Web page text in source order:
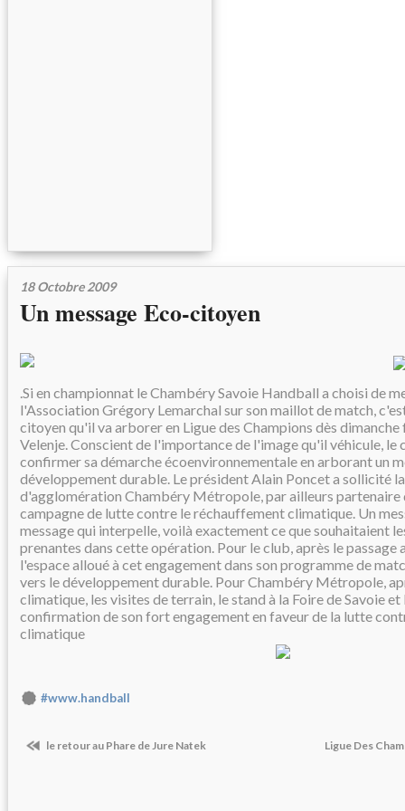
18 Octobre 2009
Un message Eco-citoyen
.Si en championnat le Chambéry Savoie Handball a choisi de
l'Association Grégory Lemarchal sur son maillot de match,
citoyen qu'il va arborer en Ligue des Champions dès dimanche
Velenje. Conscient de l'importance de l'image qu'il véhicule, le
confirmer sa démarche écoenvironnementale en arborant un
développement durable. Le président Alain Poncet a sollicité
d'agglomération Chambéry Métropole, par ailleurs partenaire
campagne de lutte contre le réchauffement climatique. Un
message qui interpelle, voilà exactement ce que souhaitaient
prenantes dans cette opération. Pour le club, après le passage
l'espace alloué à cet engagement dans son programme de
vers le développement durable. Pour Chambéry Métropole,
climatique, les visites de terrain, le stand à la Foire de Savoie
confirmation de son fort engagement en faveur de la lutte
climatique
#www.handball
le retour au Phare de Jure Natek Ligue Des